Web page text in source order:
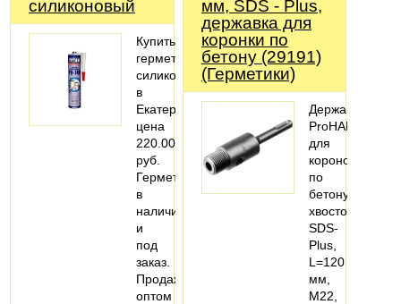
силиконовый
Купить
герметик
силиконовый
в
Екатеринбурге,
цена
220.00
руб.
Герметик
в
наличии
и
под
заказ.
Продажа
оптом
мм, SDS - Plus,
державка для
коронки по
бетону (29191)
(Герметики)
Державка
ProHAMMER
для
коронок
по
бетону,
хвостовик
SDS-
Plus,
L=120
мм,
M22,